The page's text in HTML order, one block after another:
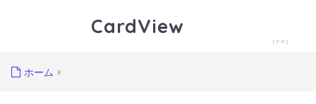
CardView
ホーム